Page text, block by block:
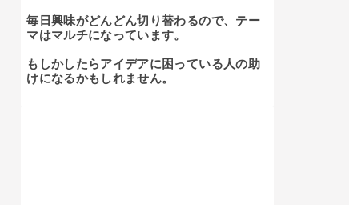
毎日興味がどんどん切り替わるので、テー
マはマルチになっています。
もしかしたらアイデアに困っている人の助
けになるかもしれません。